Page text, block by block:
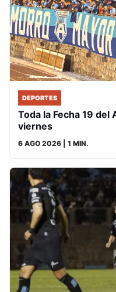
DEPORTES
Toda la Fecha 19
viernes
6 AGO 2026 | 1 MIN.